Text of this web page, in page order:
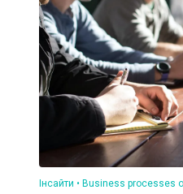
Інсайти Business processes